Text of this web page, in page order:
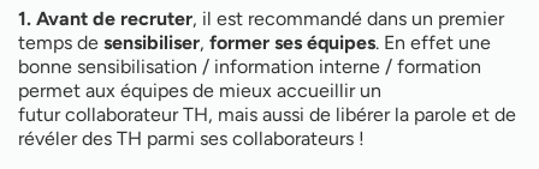
1. Avant de recruter, il est recommandé dans un premier
temps de sensibiliser, former ses équipes. En effet une
bonne sensibilisation / information interne / formation
permet aux équipes de mieux accueillir un
futur collaborateur TH, mais aussi de libérer la parole et de
révéler des TH parmi ses collaborateurs !